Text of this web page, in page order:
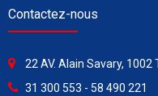
Contactez-nous
22 AV. Alain Savary,
31 300 553 - 58 490 221